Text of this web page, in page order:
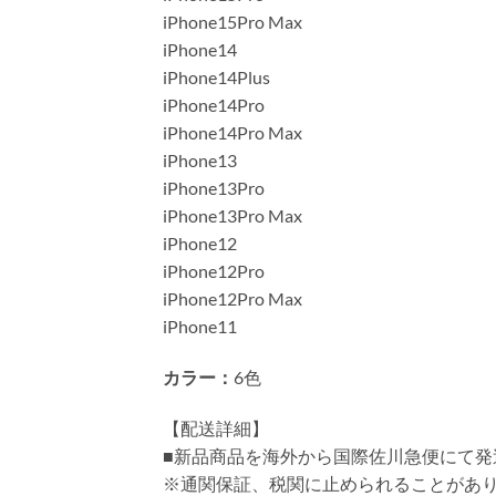
iPhone15Pro Max
iPhone14
iPhone14Plus
iPhone14Pro
iPhone14Pro Max
iPhone13
iPhone13Pro
iPhone13Pro Max
iPhone12
iPhone12Pro
iPhone12Pro Max
iPhone11
カラー： 6色
【配送詳細】
■新品商品を海外から国際佐川急便にて発
※通関保証、税関に止められることがあり